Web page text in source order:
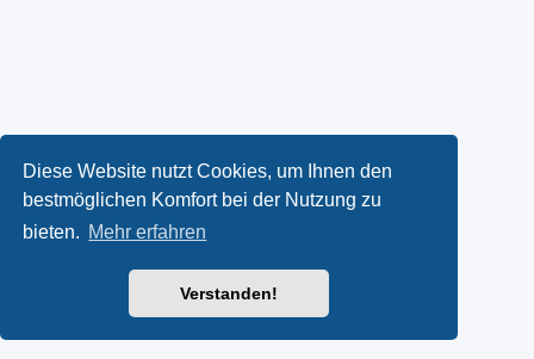
Diese Website nutzt Cookies, um Ihnen den
bestmöglichen Komfort bei der Nutzung zu
bieten. Mehr erfahren
Verstanden!